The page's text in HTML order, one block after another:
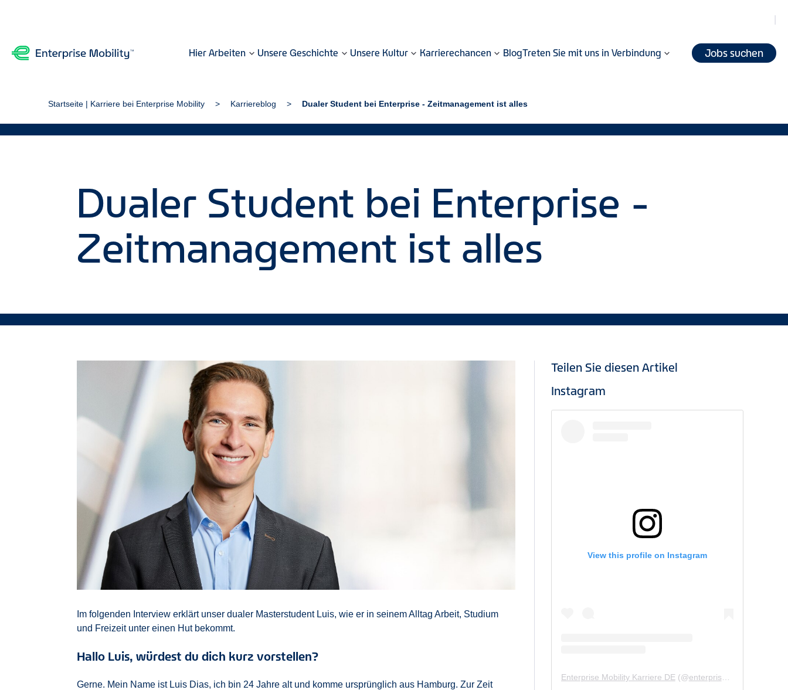
Hier Arbeiten Unsere Geschichte Unsere Kultur Karrierechancen BlogTreten Sie mit uns in Verbindung Jobs suchen
Startseite | Karriere bei Enterprise Mobility Karriereblog Dualer Student bei Enterprise - Zeitmanagement ist alles
Dualer Student bei Enterprise -
Zeitmanagement ist alles
Im folgenden Interview erklärt unser dualer Masterstudent Luis, wie er in seinem Alltag Arbeit, Studium
und Freizeit unter einen Hut bekommt.
Hallo Luis, würdest du dich kurz vorstellen?
Gerne. Mein Name ist Luis Dias, ich bin 24 Jahre alt und komme ursprünglich aus Hamburg. Zur Zeit
Teilen Sie diesen Artikel
Instagram
View this profile on Instagram
Enterprise Mobility Karriere DE(@enterprisemobility.karriere.de